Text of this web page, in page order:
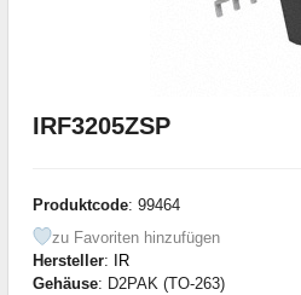
IRF3205ZSP
Produktcode: 99464
zu Favoriten hinzufügen
Hersteller: IR
Gehäuse: D2PAK (TO-263)